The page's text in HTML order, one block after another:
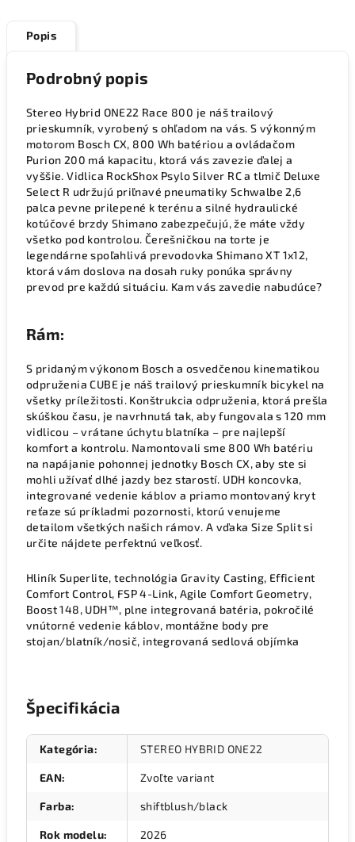
Popis
Podrobný popis
Stereo Hybrid ONE22 Race 800 je náš trailový
prieskumník, vyrobený s ohľadom na vás. S výkonným
motorom Bosch CX, 800 Wh batériou a ovládačom
Purion 200 má kapacitu, ktorá vás zavezie ďalej a
vyššie. Vidlica RockShox Psylo Silver RC a tlmič Deluxe
Select R udržujú priľnavé pneumatiky Schwalbe 2,6
palca pevne prilepené k terénu a silné hydraulické
kotúčové brzdy Shimano zabezpečujú, že máte vždy
všetko pod kontrolou. Čerešničkou na torte je
legendárne spoľahlivá prevodovka Shimano XT 1x12,
ktorá vám doslova na dosah ruky ponúka správny
prevod pre každú situáciu. Kam vás zavedie nabudúce?
Rám:
S pridaným výkonom Bosch a osvedčenou kinematikou
odpruženia CUBE je náš trailový prieskumník bicykel na
všetky príležitosti. Konštrukcia odpruženia, ktorá prešla
skúškou času, je navrhnutá tak, aby fungovala s 120 mm
vidlicou – vrátane úchytu blatníka – pre najlepší
komfort a kontrolu. Namontovali sme 800 Wh batériu
na napájanie pohonnej jednotky Bosch CX, aby ste si
mohli užívať dlhé jazdy bez starostí. UDH koncovka,
integrované vedenie káblov a priamo montovaný kryt
reťaze sú príkladmi pozornosti, ktorú venujeme
detailom všetkých našich rámov. A vďaka Size Split si
určite nájdete perfektnú veľkosť.
Hliník Superlite, technológia Gravity Casting, Efficient
Comfort Control, FSP 4-Link, Agile Comfort Geometry,
Boost 148, UDH™, plne integrovaná batéria, pokročilé
vnútorné vedenie káblov, montážne body pre
stojan/blatník/nosič, integrovaná sedlová objímka
Špecifikácia
Kategória: STEREO HYBRID ONE22
EAN: Zvoľte variant
Farba: shiftblush/black
Rok modelu: 2026